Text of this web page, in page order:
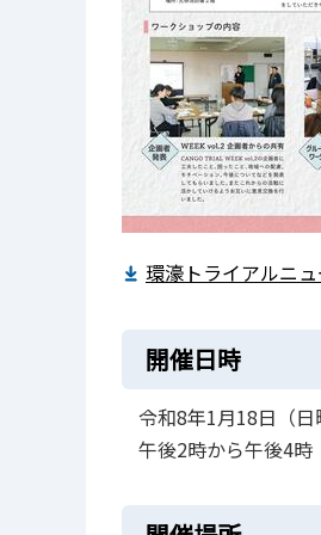
環濠トライアルニ
開催日時
令和8年1月18日（日
午後2時から午後4時